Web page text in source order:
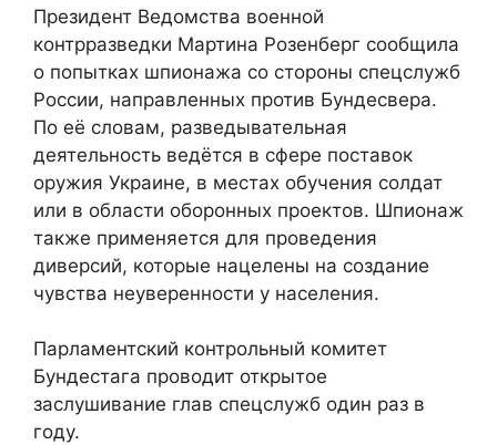
Президент Ведомства военной
контрразведки Мартина Розенберг сообщила
о попытках шпионажа со стороны спецслужб
России, направленных против Бундесвера.
По её словам, разведывательная
деятельность ведётся в сфере поставок
оружия Украине, в местах обучения солдат
или в области оборонных проектов. Шпионаж
также применяется для проведения
диверсий, которые нацелены на создание
чувства неуверенности у населения.
Парламентский контрольный комитет
Бундестага проводит открытое
заслушивание глав спецслужб один раз в
году.